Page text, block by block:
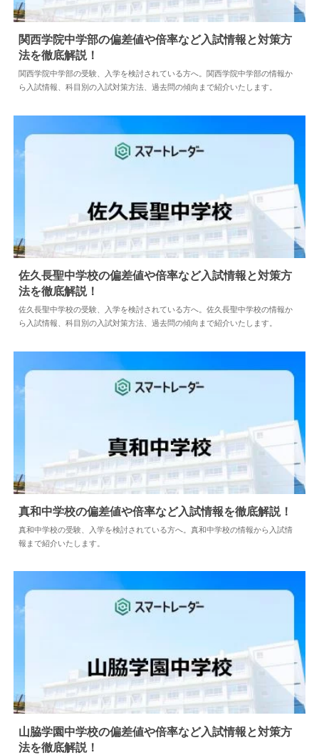
中学情報 2026.07.11
関西学院中学部の偏差値や倍率など入試情報と対策方
法を徹底解説！
関西学院中学部の受験、入学を検討されている方へ。関西学院中学部の情報か
ら入試情報、科目別の入試対策方法、過去問の傾向まで紹介いたします。
中学情報 2024.04.02
佐久長聖中学校の偏差値や倍率など入試情報と対策方
法を徹底解説！
佐久長聖中学校の受験、入学を検討されている方へ。佐久長聖中学校の情報か
ら入試情報、科目別の入試対策方法、過去問の傾向まで紹介いたします。
中学情報
真和中学校の偏差値や倍率など入試情報を徹底解説！
真和中学校の受験、入学を検討されている方へ。真和中学校の情報から入試情
報まで紹介いたします。
山脇学園中学校の偏差値や倍率など入試情報と対策方
法を徹底解説！